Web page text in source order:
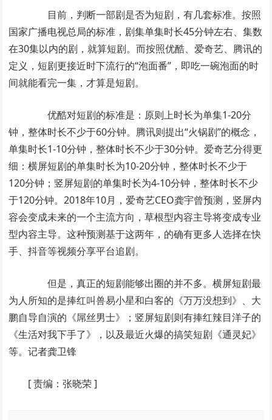
目前，判断一部剧是否为短剧，有几套标准。按照
国家广播电视总局的标准，剧集单集时长45分钟左右、集数
在30集以内的剧，就算短剧。而按照优酷、爱奇艺、腾讯的
定义，短剧更接近时下流行的“泡面番”，即吃一碗泡面的时
间就能看完一集，才算是短剧。
优酷对短剧的标准是：原则上时长为单集1-20分
钟，整体时长不少于60分钟。腾讯则提出“火锅剧”的概念，
单集时长1-10分钟，整体时长不少于30分钟。爱奇艺分得更
细：横屏短剧的单集时长为10-20分钟，整体时长不少于
120分钟；竖屏短剧的单集时长为4-10分钟，整体时长不少
于120分钟。2018年10月，爱奇艺CEO龚宇曾预测，竖屏内
容会变成未来的一个主流方向，草根型内容主导将变成专业
型内容主导。这种预测基于这两年，的确有更多人选择在快
手、抖音等视频分享平台追剧。
但是，真正的短剧能够出圈的并不多。横屏短剧最
为人所知的是捧红叫兽易小星和白客的《万万没想到》、大
鹏自导自演的《屌丝男士》；竖屏短剧则有捧红辣目洋子的
《生活对我下手了》，以及最近火爆的搞笑短剧《通灵妃》
等。记者龚卫锋
[责编：张晓荣]